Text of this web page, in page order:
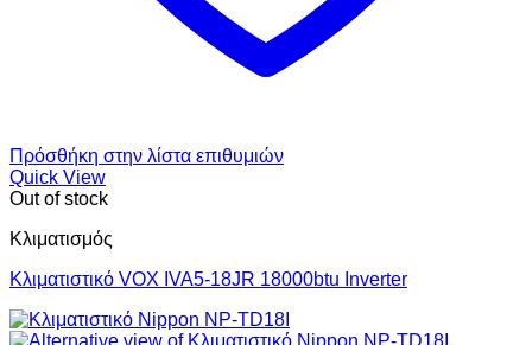
Πρόσθήκη στην λίστα επιθυμιών
Quick View
Out of stock
Κλιματισμός
Κλιματιστικό VOX IVA5-18JR 18000btu Inverter